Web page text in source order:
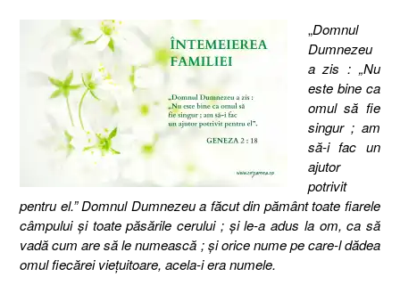
„Domnul
Dumnezeu
a zis : „Nu
este bine ca
omul să fie
singur ; am
să-i fac un
ajutor
potrivit
pentru el.” Domnul Dumnezeu a făcut din pământ toate fiarele
câmpului şi toate păsările cerului ; şi le-a adus la om, ca să
vadă cum are să le numească ; şi orice nume pe care-l dădea
omul fiecărei vieţuitoare, acela-i era numele.